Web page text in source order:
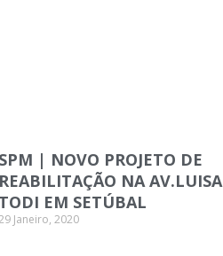
SPM | NOVO PROJETO DE
REABILITAÇÃO NA AV.LUISA
TODI EM SETÚBAL
Janeiro, 2020